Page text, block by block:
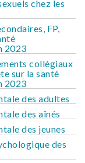
chez les
FP,
2023
collégiaux
sur la santé
2023
des adultes
des aînés
des jeunes
des